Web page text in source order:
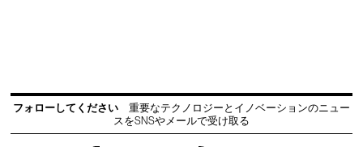
フォローしてください
重要なテクノロジーとイノベーションのニュー
スをSNSやメールで受け取る